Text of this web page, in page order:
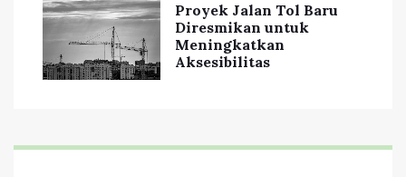
Proyek Jalan Tol Baru
Diresmikan untuk
Meningkatkan
Aksesibilitas